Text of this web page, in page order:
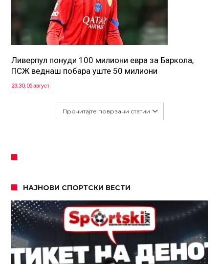
Ливерпул понуди 100 милиони евра за Баркола,
ПСЖ веднаш побара уште 50 милиони
23:30, 05 август
Прочитајте поврзани статии
НАЈНОВИ СПОРТСКИ ВЕСТИ